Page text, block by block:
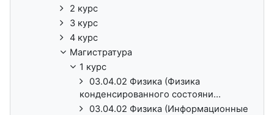
2 курс
3 курс
4 курс
Магистратура
1 курс
03.04.02 Физика (Физика
конденсированного состояни...
03.04.02 Физика (Информационные